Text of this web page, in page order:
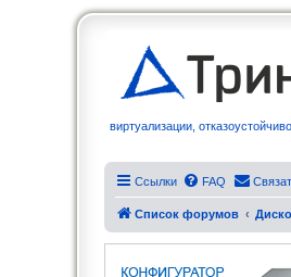
виртуализации,
Ссылки FAQ
Список форумов